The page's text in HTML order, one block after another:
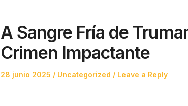
A Sangre Fría de
Crimen Impactante
Posted
28 junio 2025
Posted
Uncategorized Leave a Reply